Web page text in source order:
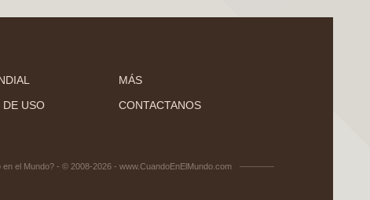
MÁS
USO CONTACTANOS
en el Mundo? - © 2008-2026 - www.CuandoEnElMundo.com